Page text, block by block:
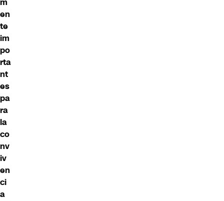
en
te
im
po
rta
nt
es
pa
ra
la
co
nv
iv
en
ci
a